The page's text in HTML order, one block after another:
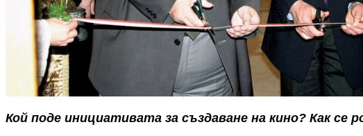
Кой поде инициативата за създаване на кино? Как се